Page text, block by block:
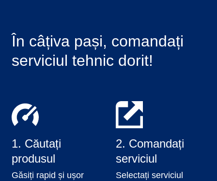
În câțiva pași, comandați
serviciul tehnic dorit!
1. Căutați
produsul
Găsiți rapid și ușor
2. Comandați
serviciul
Selectați serviciul